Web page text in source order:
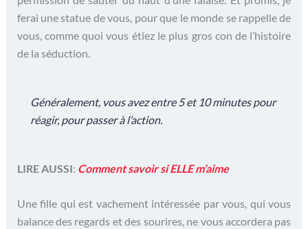
ferai une statue de vous, pour que le monde se rappelle de
vous, comme quoi vous étiez le plus gros con de l’histoire
de la séduction.
Généralement, vous avez entre 5 et 10 minutes pour
réagir, pour passer à l’action.
LIRE AUSSI: Comment savoir si ELLE m’aime
Une fille qui est vachement intéressée par vous, qui vous
balance des regards et des sourires, ne vous accordera pas